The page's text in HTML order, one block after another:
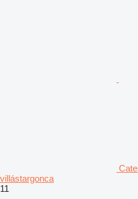
villástargonca
11